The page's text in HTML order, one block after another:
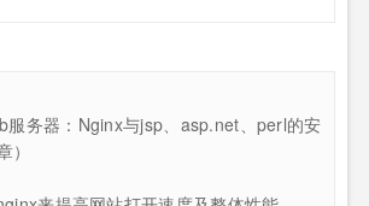
服务器：Nginx与jsp、asp.net、perl的安